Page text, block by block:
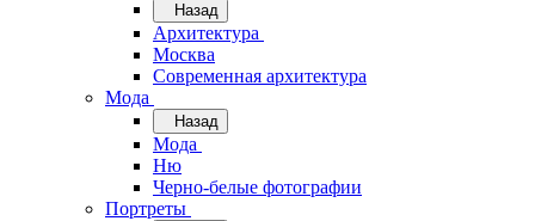
Назад
Архитектура
Москва
Современная архитектура
Мода
Назад
Мода
Ню
Черно-белые фотографии
Портреты